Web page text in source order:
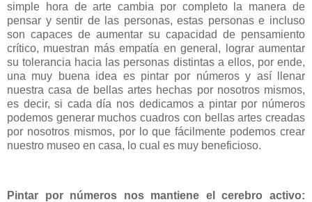
simple hora de arte cambia por completo la manera de
pensar y sentir de las personas, estas personas e incluso
son capaces de aumentar su capacidad de pensamiento
crítico, muestran más empatía en general, lograr aumentar
su tolerancia hacia las personas distintas a ellos, por ende,
una muy buena idea es pintar por números y así llenar
nuestra casa de bellas artes hechas por nosotros mismos,
es decir, si cada día nos dedicamos a pintar por números
podemos generar muchos cuadros con bellas artes creadas
por nosotros mismos, por lo que fácilmente podemos crear
nuestro museo en casa, lo cual es muy beneficioso.
Pintar por números nos mantiene el cerebro activo: